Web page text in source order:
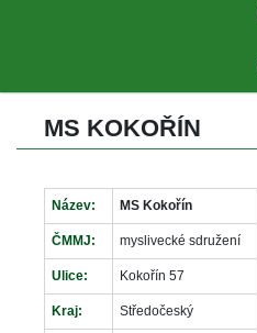
MS KOKOŘÍN
Název: MS Kokořín
ČMMJ: myslivecké sdružení
Ulice: Kokořín 57
Kraj: Středočeský